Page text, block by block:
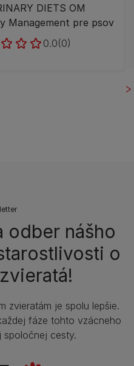
DIETS OM
Management pre psov
0.0(0)
odber nášho
o
zvieratám je spolu lepšie.
fáze tohto vzácneho
spoločnej cesty.